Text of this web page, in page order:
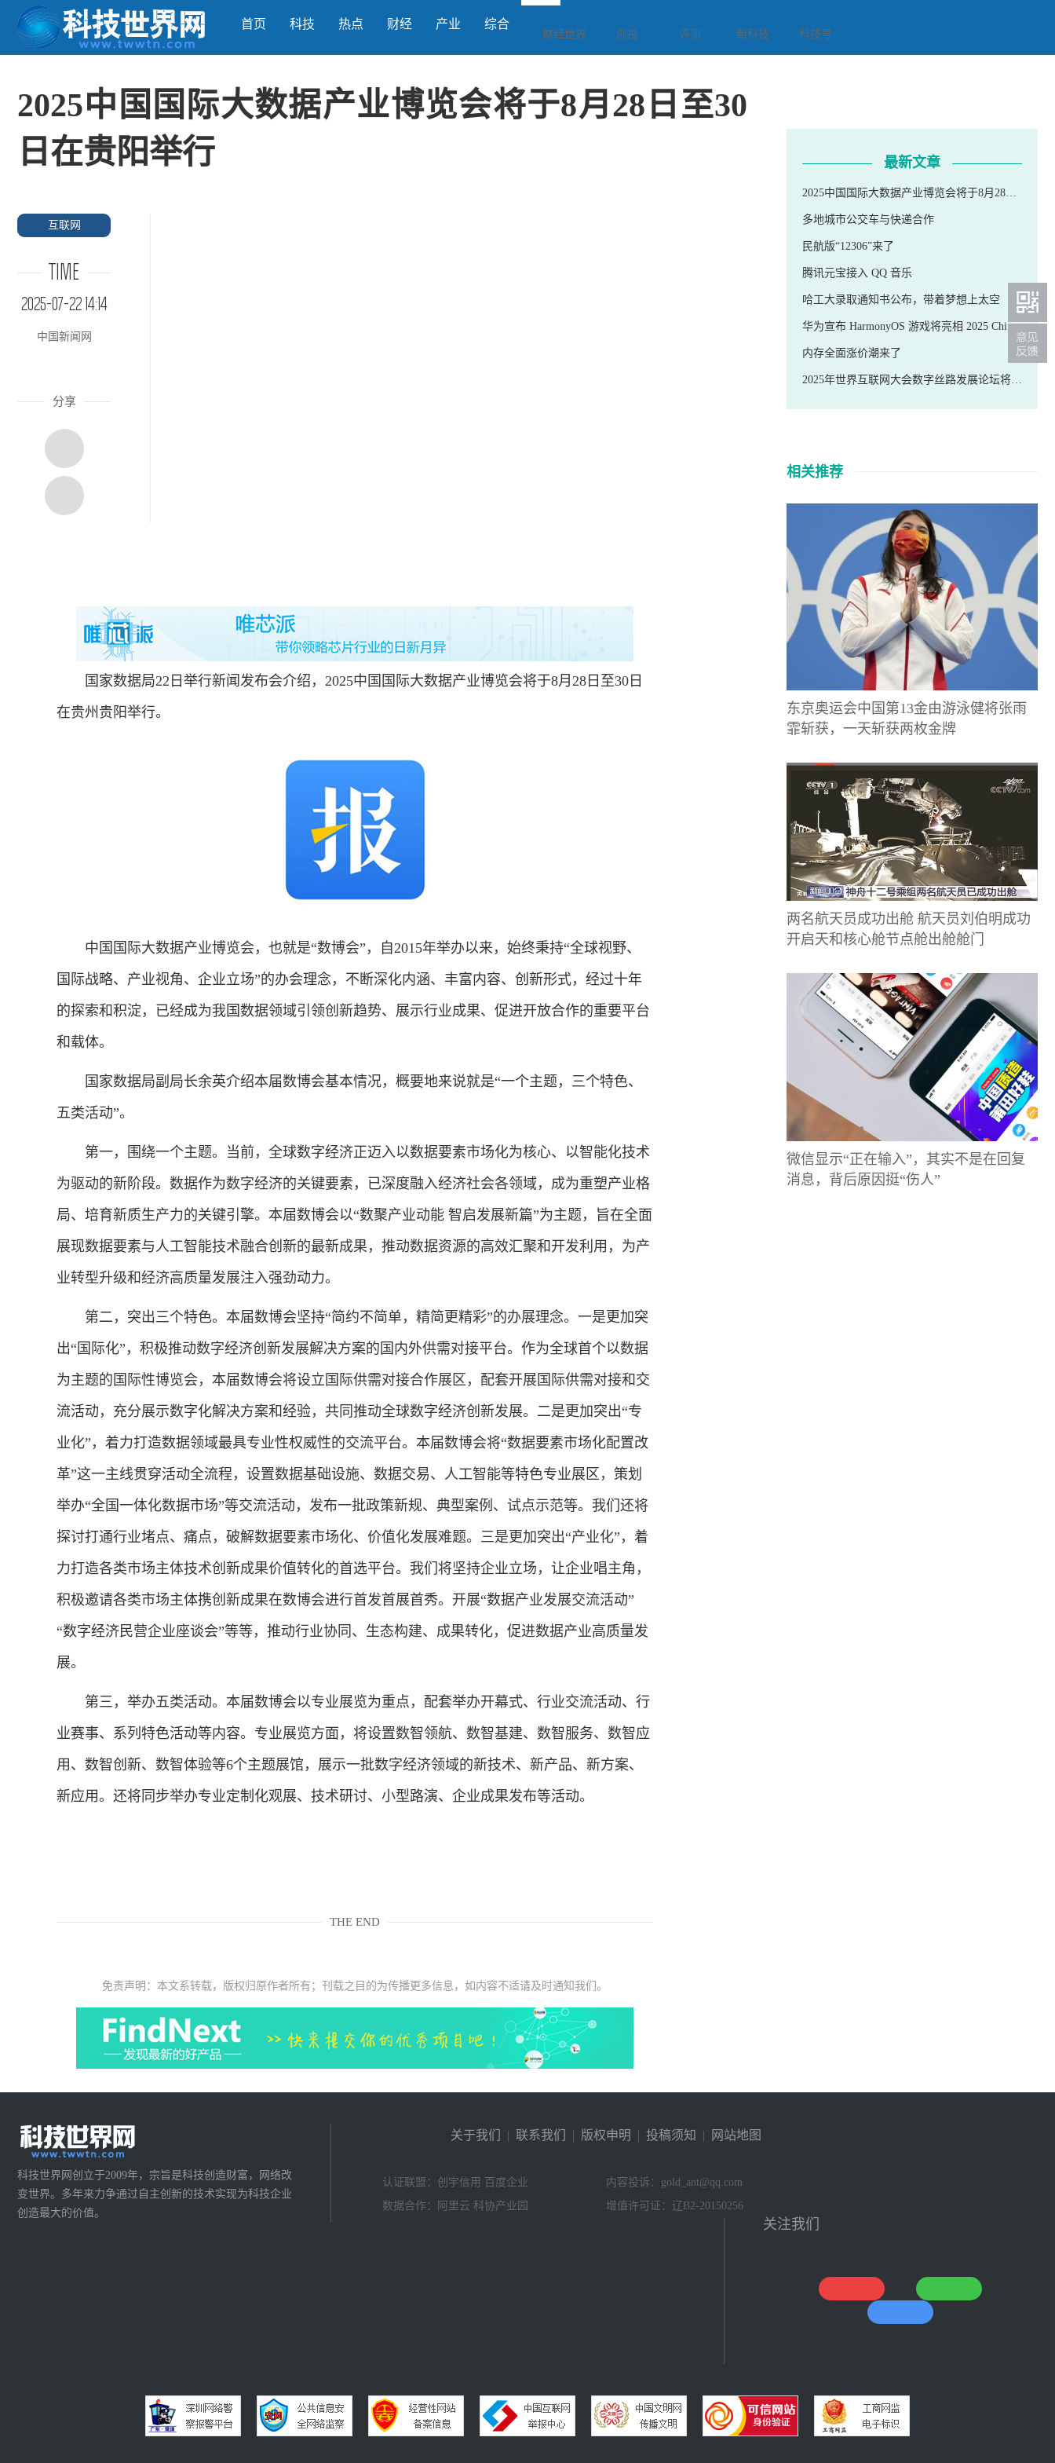
首页 科技 热点 财经 产业 综合
财经世界 创投 评测 新科技 科技号
2025中国国际大数据产业博览会将于8月28日至30
日在贵阳举行
互联网
TIME
2025-07-22 14:14
中国新闻网
分享
国家数据局22日举行新闻发布会介绍，2025中国国际大数据产业博览会将于8月28日至30日
在贵州贵阳举行。
中国国际大数据产业博览会，也就是“数博会”，自2015年举办以来，始终秉持“全球视野、
国际战略、产业视角、企业立场”的办会理念，不断深化内涵、丰富内容、创新形式，经过十年
的探索和积淀，已经成为我国数据领域引领创新趋势、展示行业成果、促进开放合作的重要平台
和载体。
国家数据局副局长余英介绍本届数博会基本情况，概要地来说就是“一个主题，三个特色、
五类活动”。
第一，围绕一个主题。当前，全球数字经济正迈入以数据要素市场化为核心、以智能化技术
为驱动的新阶段。数据作为数字经济的关键要素，已深度融入经济社会各领域，成为重塑产业格
局、培育新质生产力的关键引擎。本届数博会以“数聚产业动能 智启发展新篇”为主题，旨在全面
展现数据要素与人工智能技术融合创新的最新成果，推动数据资源的高效汇聚和开发利用，为产
业转型升级和经济高质量发展注入强劲动力。
第二，突出三个特色。本届数博会坚持“简约不简单，精简更精彩”的办展理念。一是更加突
出“国际化”，积极推动数字经济创新发展解决方案的国内外供需对接平台。作为全球首个以数据
为主题的国际性博览会，本届数博会将设立国际供需对接合作展区，配套开展国际供需对接和交
流活动，充分展示数字化解决方案和经验，共同推动全球数字经济创新发展。二是更加突出“专
业化”，着力打造数据领域最具专业性权威性的交流平台。本届数博会将“数据要素市场化配置改
革”这一主线贯穿活动全流程，设置数据基础设施、数据交易、人工智能等特色专业展区，策划
举办“全国一体化数据市场”等交流活动，发布一批政策新规、典型案例、试点示范等。我们还将
探讨打通行业堵点、痛点，破解数据要素市场化、价值化发展难题。三是更加突出“产业化”，着
力打造各类市场主体技术创新成果价值转化的首选平台。我们将坚持企业立场，让企业唱主角，
积极邀请各类市场主体携创新成果在数博会进行首发首展首秀。开展“数据产业发展交流活动”
“数字经济民营企业座谈会”等等，推动行业协同、生态构建、成果转化，促进数据产业高质量发
展。
第三，举办五类活动。本届数博会以专业展览为重点，配套举办开幕式、行业交流活动、行
业赛事、系列特色活动等内容。专业展览方面，将设置数智领航、数智基建、数智服务、数智应
用、数智创新、数智体验等6个主题展馆，展示一批数字经济领域的新技术、新产品、新方案、
新应用。还将同步举办专业定制化观展、技术研讨、小型路演、企业成果发布等活动。
THE END
免责声明：本文系转载，版权归原作者所有；刊载之目的为传播更多信息，如内容不适请及时通知我们。
最新文章
2025中国国际大数据产业博览会将于8月28日至30日在贵阳举行
多地城市公交车与快递合作
民航版“12306”来了
腾讯元宝接入 QQ 音乐
哈工大录取通知书公布，带着梦想上太空
华为宣布 HarmonyOS 游戏将亮相 2025 ChinaJoy
内存全面涨价潮来了
2025年世界互联网大会数字丝路发展论坛将在福建泉州召开
相关推荐
东京奥运会中国第13金由游泳健将张雨
霏斩获，一天斩获两枚金牌
两名航天员成功出舱 航天员刘伯明成功
开启天和核心舱节点舱出舱舱门
微信显示“正在输入”，其实不是在回复
消息，背后原因挺“伤人”
科技世界网创立于2009年，宗旨是科技创造财富，网络改
变世界。多年来力争通过自主创新的技术实现为科技企业
创造最大的价值。
关于我们 | 联系我们 | 版权申明 | 投稿须知 | 网站地图
认证联盟：创宇信用 百度企业
内容投诉：gold_ant@qq.com
数据合作：阿里云 科协产业园
增值许可证：辽B2-20150256
关注我们